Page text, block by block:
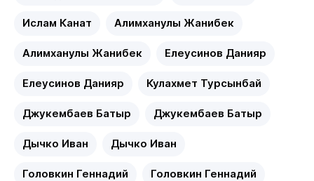
Ислам Канат Алимханулы Жанибек
Алимханулы Жанибек Елеусинов Данияр
Елеусинов Данияр Кулахмет Турсынбай
Джукембаев Батыр Джукембаев Батыр
Дычко Иван Дычко Иван
Головкин Геннадий Головкин Геннадий